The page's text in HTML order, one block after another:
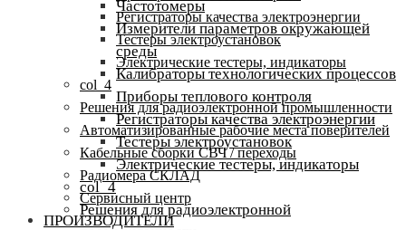
Регистраторы качества электроэнергии
Тестеры электроустановок
Электрические тестеры, индикаторы
col_4
Решения для радиоэлектронной промышленности
Автоматизированные рабочие места поверителей
Кабельные сборки СВЧ / переходы
Радиомера СКЛАД
Сервисный центр
ПРОИЗВОДИТЕЛИ
Частотомеры
Измерители параметров окружающей
среды
Калибраторы технологических процессов
Приборы теплового контроля
Регистраторы качества электроэнергии
Тестеры электроустановок
Электрические тестеры, индикаторы
col_4
Решения для радиоэлектронной